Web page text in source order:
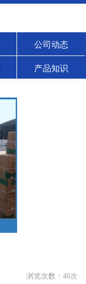
公司动态
产品知识
浏览次数： 46次